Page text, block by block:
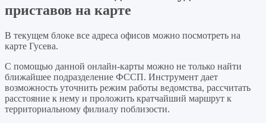
приставов на карте
В текущем блоке все адреса офисов можно посмотреть на
карте Гусева.
С помощью данной онлайн-карты можно не только найти
ближайшее подразделение ФССП. Инструмент дает
возможность уточнить режим работы ведомства, рассчитать
расстояние к нему и проложить кратчайший маршрут к
территориальному филиалу поблизости.